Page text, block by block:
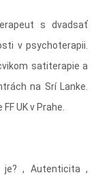
s dvadsať
v psychoterapii.
satiterapie a
na Srí Lanke.
UK v Prahe.
je? , Autenticita ,